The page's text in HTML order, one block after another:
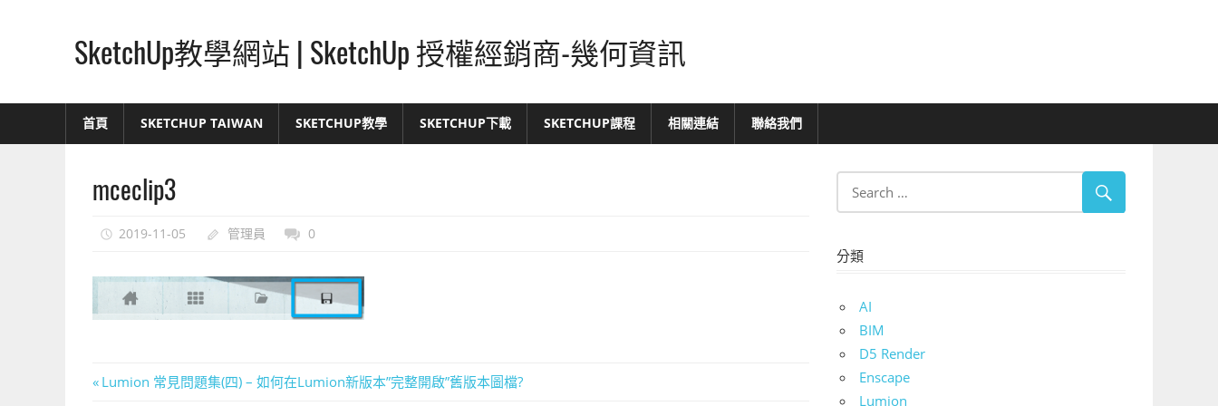
SketchUp教學網站 | SketchUp 授權經銷商-幾何資訊
最
首頁 SKETCHUP TAIWAN SKETCHUP教學 SKETCHUP下載 SKETCHUP課程 相關連結 聯絡我們
mceclip3
2019-11-05 管理員 0
文Previous
Lumion 常見問題集(四) – 如何在Lumion新版本”完整開啟”舊版本圖檔?
分類
AI
BIM
D5 Render
Enscape
Lumion